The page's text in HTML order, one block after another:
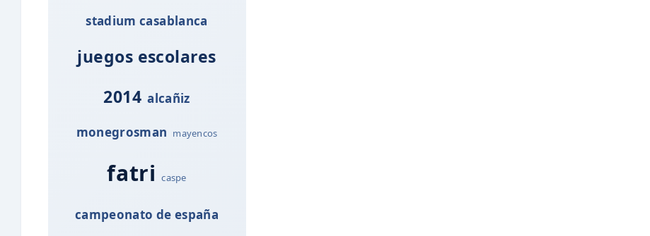
stadium casablanca
juegos escolares
2014 alcañiz
monegrosman mayencos
fatri caspe
campeonato de españa